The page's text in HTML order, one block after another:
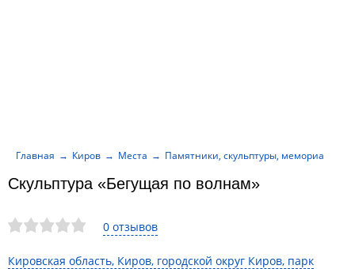
0 отзывов
Кировская область, Киров, городской округ Киров, парк
Скульптура «Бегущая по волнам»
Главная Киров Места Памятники, скульптуры, мемориалы